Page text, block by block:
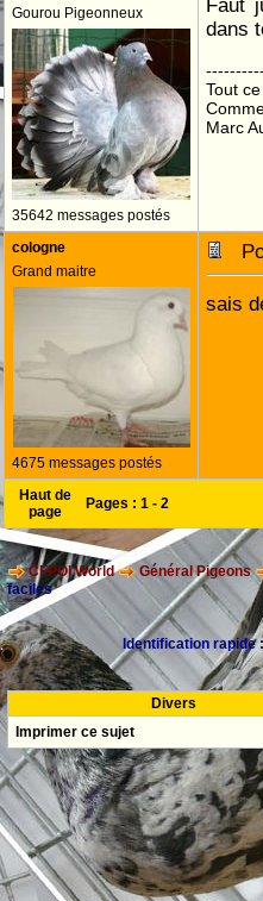
Gourou Pigeonneux
35642 messages postés
Faut
dans
Tout
Marc
cologne
Grand maitre
4675 messages postés
sais
Haut de
page
Pages : 1 - 2
CFPOI World Général Pigeons
faciles
Identification
Divers
Imprimer ce sujet